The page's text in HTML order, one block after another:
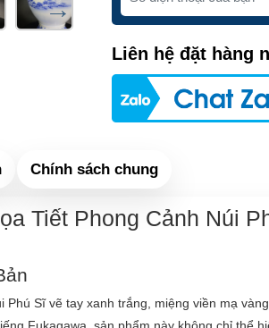
Liên hệ đặt hàng
Chính sách chung
Tiết Phong Cảnh Núi
Sĩ vẽ tay xanh trắng, miệng viền mạ
Fukagawa, sản phẩm này không chỉ thể